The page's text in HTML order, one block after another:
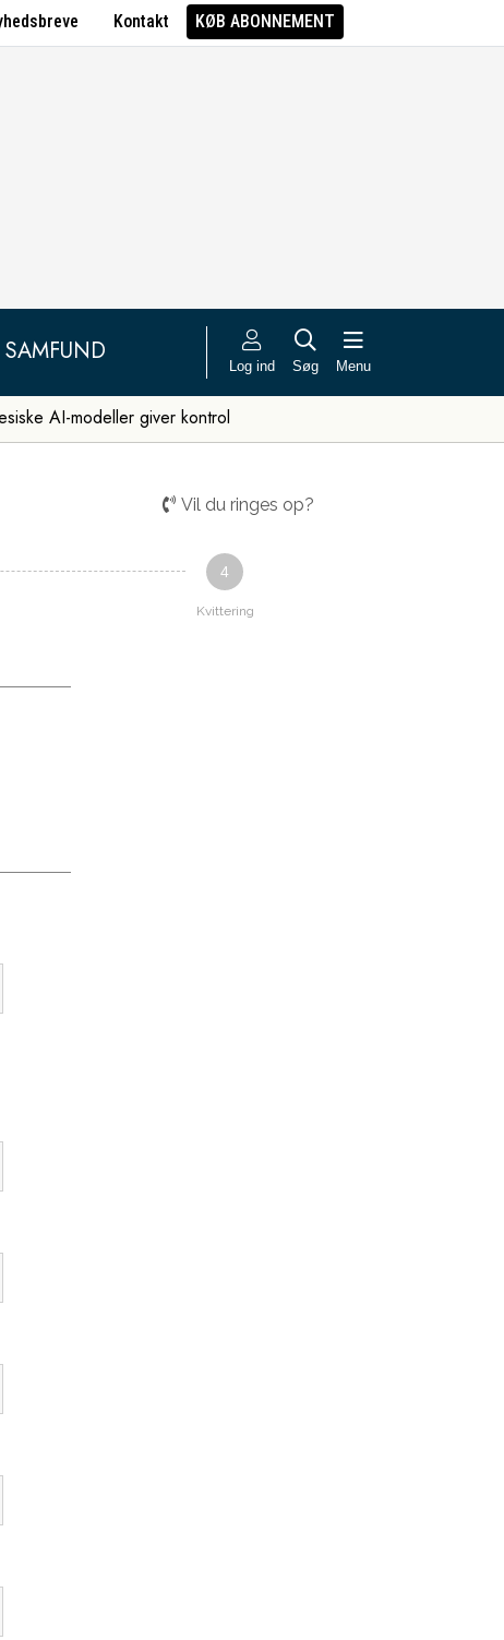
Kontakt KØB ABONNEMENT
SAMFUND Log ind Søg Menu
AI-modeller giver kontrol
Vil du ringes op?
4
Kvittering